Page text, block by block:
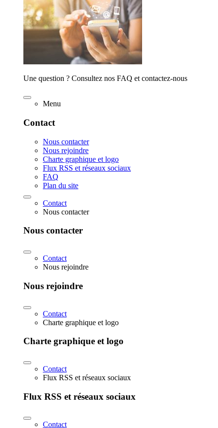
Une question ? Consultez nos FAQ et contactez-nous
Menu
Contact
Nous contacter
Nous rejoindre
Charte graphique et logo
Flux RSS et réseaux sociaux
FAQ
Plan du site
Contact
Nous contacter
Nous contacter
Contact
Nous rejoindre
Nous rejoindre
Contact
Charte graphique et logo
Charte graphique et logo
Contact
Flux RSS et réseaux sociaux
Flux RSS et réseaux sociaux
Contact